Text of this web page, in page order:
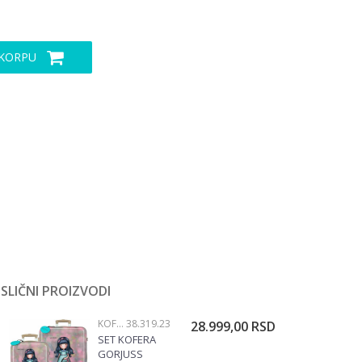
SLIČNI PROIZVODI
KOFERI 38.319.23
SET KOFERA
GORJUSS
28.999,00 RSD